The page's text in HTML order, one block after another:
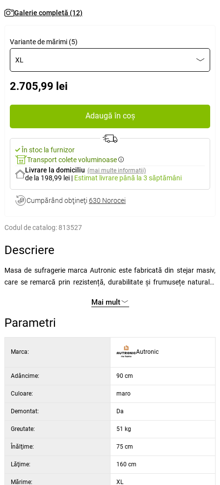
Galerie completă (12)
Variante de mărimi (5)
XL
2.705,99 lei
Adaugă în coș
În stoc la furnizor
Transport colete voluminoase
Livrare la domiciliu (mai multe informații)
de la 198,99 lei | Estimat livrare până la 3 săptămâni
Cumpărând obţineţi 630 Norocei
Codul de catalog: 813527
Descriere
Masa de sufragerie marca Autronic este fabricată din stejar masiv,
care se remarcă prin rezistență, durabilitate și frumusețe naturală.
protejează împotriva uzurii zilnice. Datorită dimensiunilor sale, oferă
suficient spațiu pentru a lua masa în confort, păstrând în același timp
un design elegant și atemporal. Stabilitatea este asigurată de
pentru iubitorii de mobilier din lemn de calitate, cu aspect natural.
Mai mult
Parametri
Marca: Autronic
Adâncime: 90 cm
Culoare: maro
Demontat: Da
Greutate: 51 kg
Înălţime: 75 cm
Lăţime: 160 cm
Mărime: XL